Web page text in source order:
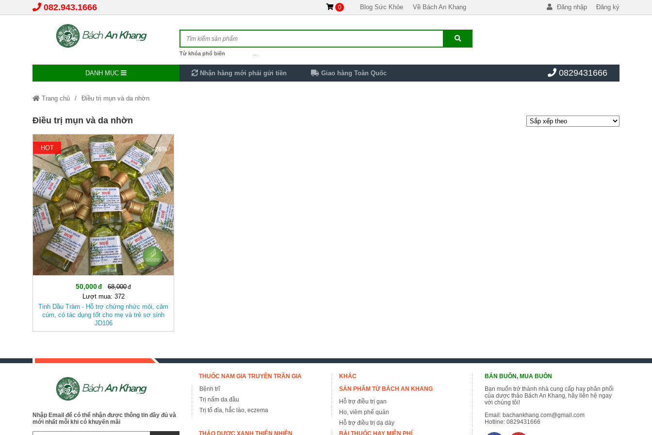
082.943.1666 0 Blog Sức Khỏe Về Bách An Khang Đăng nhập Đăng ký
Từ khóa phổ biến
DANH MỤC Nhận hàng mới phải gửi tiền Giao hàng Toàn Quốc 0829431666
Trang chủ Điều trị mụn và da nhờn
Điều trị mụn và da nhờn
-26%
HOT
50,000
68,000
Lượt mua: 372
Tinh Dầu Tràm - Hỗ trợ chứng nhức mỏi, cảm
cúm, có tác dụng tốt cho mẹ và trẻ sơ sinh
JD106
Nhập Email để có thể nhận được thông tin đầy đủ và
mới nhất mỗi khi có khuyến mãi
THUỐC NAM GIA TRUYỀN TRẦN GIA
Bệnh trĩ
Trị nấm da đầu
Trị tổ đỉa, hắc lào, eczema
KHÁC
SẢN PHẨM TỪ BÁCH AN KHANG
Hỗ trợ điều trị gan
Ho, viêm phế quản
Hỗ trợ điều trị dạ dày
THẢO DƯỢC XANH THIÊN NHIÊN
BÀI THUỐC HAY MIỄN PHÍ
BÁN BUÔN, MUA BUÔN
Bạn muốn trở thành nhà cung cấp hay phân phối
của dược thảo Bách An Khang, hãy liên hệ ngay
với chúng tôi!
Email:bachankhang.com@gmail.com
Hotline:0829431666